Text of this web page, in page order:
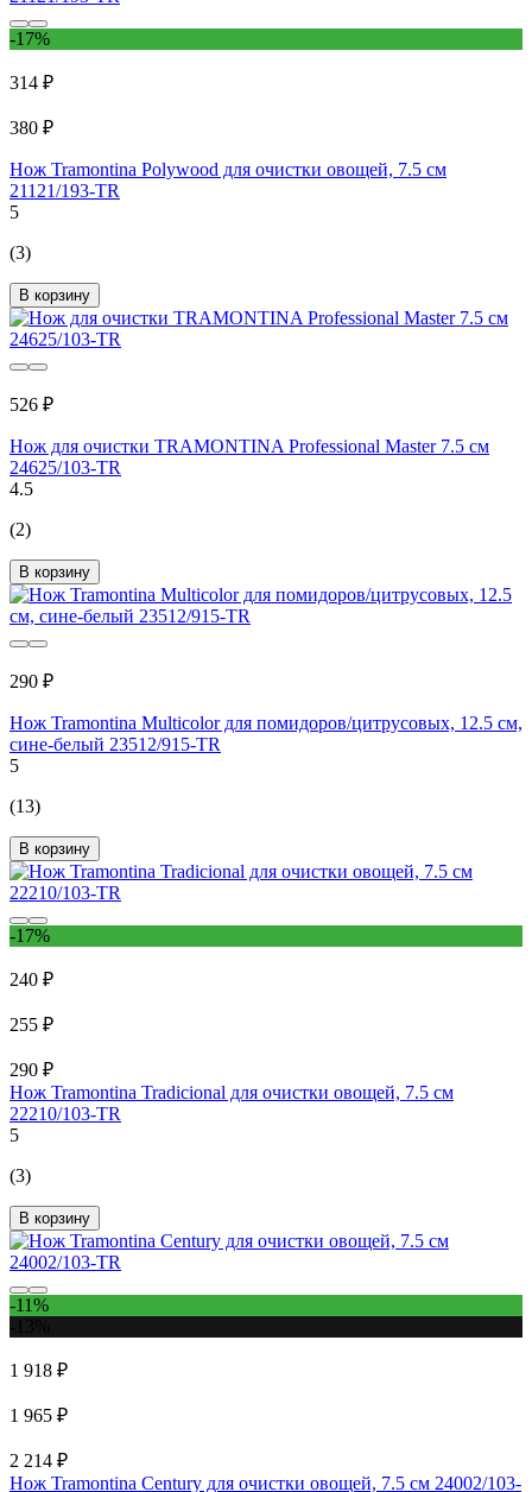
-17%
314 ₽
380 ₽
Нож Tramontina Polywood для очистки овощей, 7.5 см
21121/193-TR
5
(3)
В корзину
526 ₽
Нож для очистки TRAMONTINA Professional Master 7.5 см
24625/103-TR
4.5
(2)
В корзину
290 ₽
Нож Tramontina Multicolor для помидоров/цитрусовых, 12.5 см,
сине-белый 23512/915-TR
5
(13)
В корзину
-17%
240 ₽
255 ₽
290 ₽
Нож Tramontina Tradicional для очистки овощей, 7.5 см
22210/103-TR
5
(3)
В корзину
-11%
1 918 ₽
1 965 ₽
2 214 ₽
Нож Tramontina Century для очистки овощей, 7.5 см 24002/103-